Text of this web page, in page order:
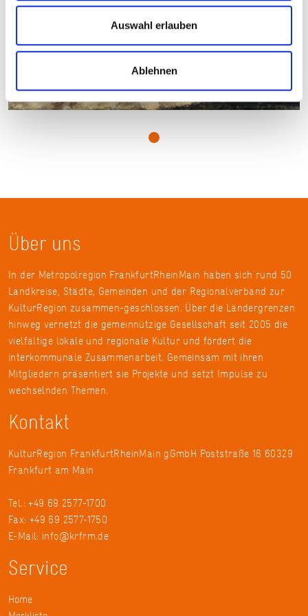
Auswahl erlauben
Ablehnen
Über uns
In der Metropolregion FrankfurtRheinMain haben sich rund 50
Landkreise, Städte, Gemeinden und der Regionalverband zur
KulturRegion zusammen-geschlossen. Über die Ländergrenzen
hinweg vernetzt die gemeinnützige Gesellschaft seit 2005 die
vielfältige lokale und regionale Kultur und fördert die
interkommunale Zusammenarbeit. Gemeinsam mit ihren
Mitgliedern präsentiert sie Projekte und setzt Impulse zu
wechselnden Themen.
Kontakt
KulturRegion FrankfurtRheinMain gGmbH Poststraße 16 60329
Frankfurt am Main
Tel.: +49 69 2577-1700
Fax: +49 69 2577-1750
E-Mail: info@krfrm.de
Service
Home